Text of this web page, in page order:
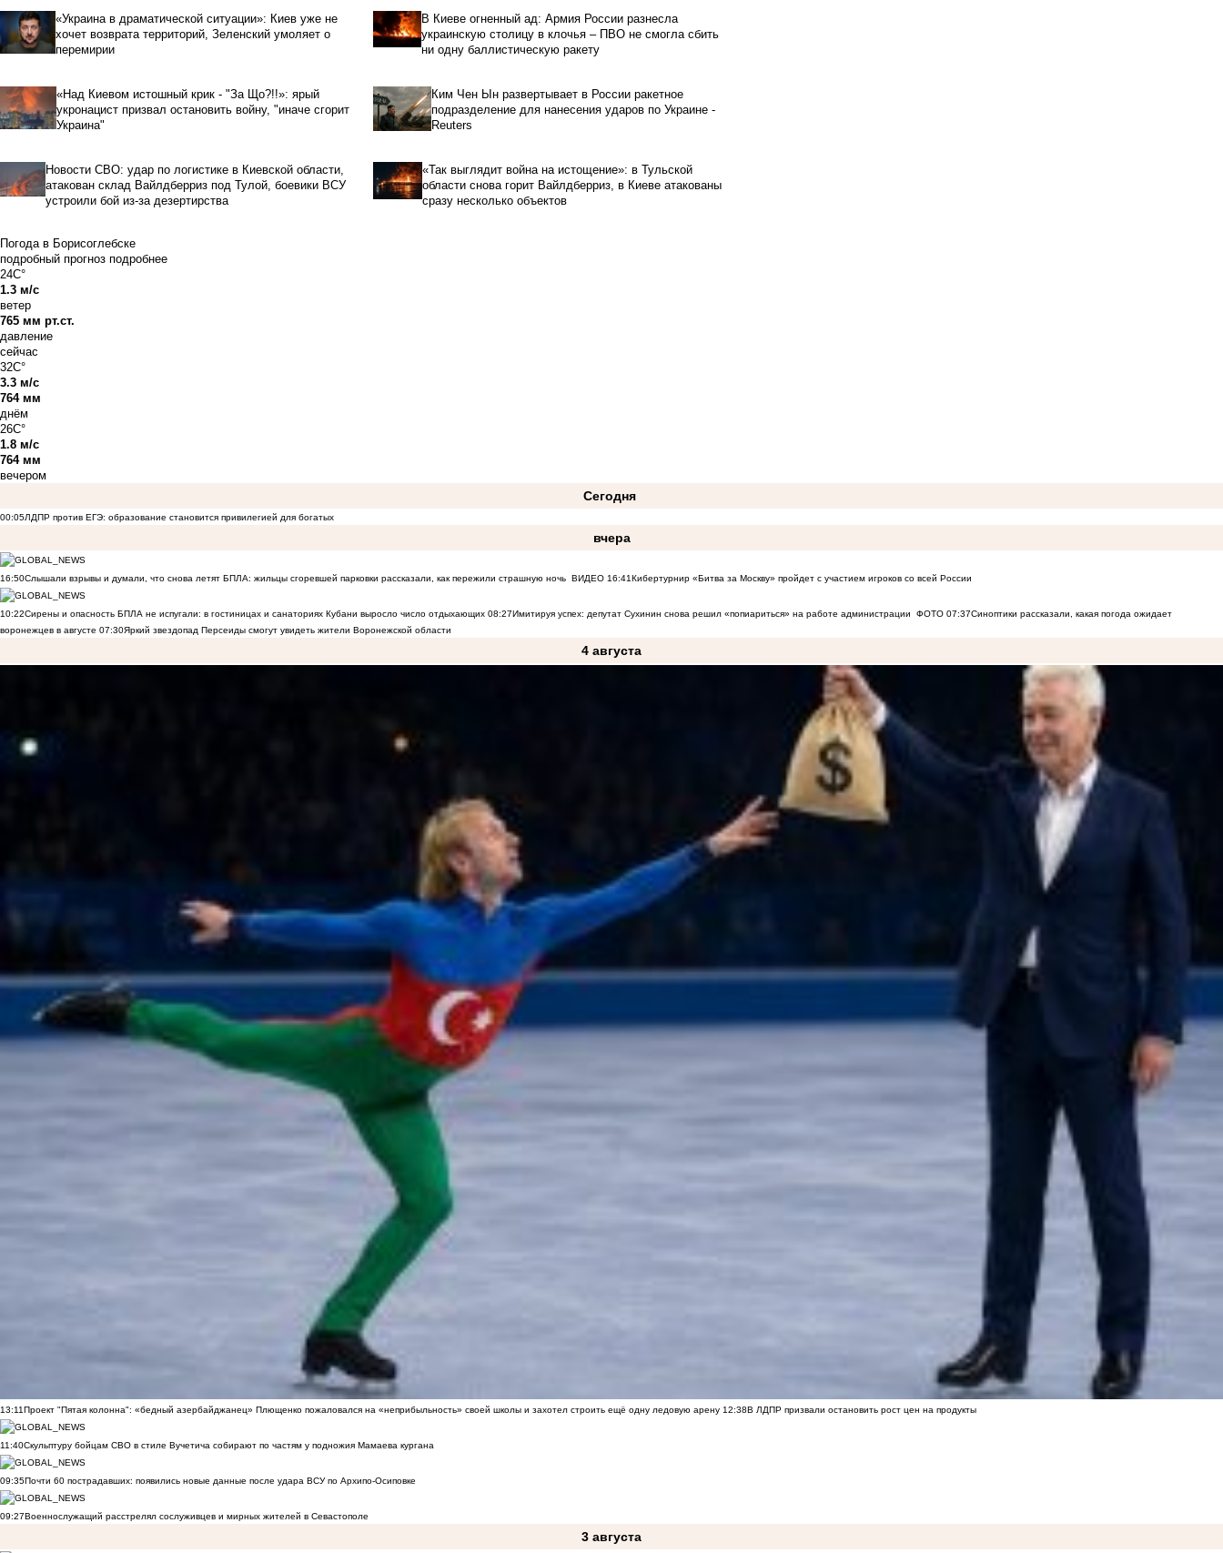
«Украина в драматической ситуации»: Киев уже не
хочет возврата территорий, Зеленский умоляет о
перемирии
В Киеве огненный ад: Армия России разнесла
украинскую столицу в клочья – ПВО не смогла сбить
ни одну баллистическую ракету
«Над Киевом истошный крик - "За Що?!!»: ярый
укронацист призвал остановить войну, "иначе сгорит
Украина"
Ким Чен Ын развертывает в России ракетное
подразделение для нанесения ударов по Украине -
Reuters
Новости СВО: удар по логистике в Киевской области,
атакован склад Вайлдберриз под Тулой, боевики ВСУ
устроили бой из-за дезертирства
«Так выглядит война на истощение»: в Тульской
области снова горит Вайлдберриз, в Киеве атакованы
сразу несколько объектов
Погода в Борисоглебске
подробный прогноз подробнее
24C°
1.3 м/с
ветер
765 мм рт.ст.
давление
сейчас
32C°
3.3 м/с
764 мм
днём
26C°
1.8 м/с
764 мм
вечером
Сегодня
00:05ЛДПР против ЕГЭ: образование становится привилегией для богатых
вчера
16:50Слышали взрывы и думали, что снова летят БПЛА: жильцы сгоревшей парковки рассказали, как пережили страшную ночь ВИДЕО 16:41Кибертурнир «Битва за Москву» пройдет с участием игроков со всей России
10:22Сирены и опасность БПЛА не испугали: в гостиницах и санаториях Кубани выросло число отдыхающих 08:27Имитируя успех: депутат Сухинин снова решил «попиариться» на работе администрации ФОТО 07:37Синоптики рассказали, какая погода ожидает
воронежцев в августе 07:30Яркий звездопад Персеиды смогут увидеть жители Воронежской области
4 августа
13:11Проект "Пятая колонна": «бедный азербайджанец» Плющенко пожаловался на «неприбыльность» своей школы и захотел строить ещё одну ледовую арену 12:38В ЛДПР призвали остановить рост цен на продукты
11:40Скульптуру бойцам СВО в стиле Вучетича собирают по частям у подножия Мамаева кургана
09:35Почти 60 пострадавших: появились новые данные после удара ВСУ по Архипо-Осиповке
09:27Военнослужащий расстрелял сослуживцев и мирных жителей в Севастополе
3 августа